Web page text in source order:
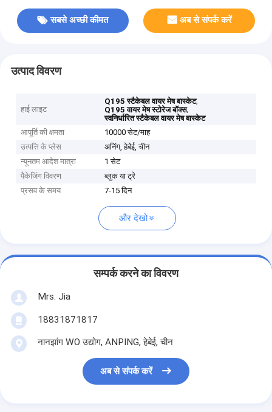
सबसे अच्छी कीमत अब से संपर्क करें
उत्पाद विवरण
हाई लाइट
Q195 स्टैकेबल वायर मेष बास्केट,
Q195 वायर मेष स्टोरेज बॉक्स,
स्वनिर्धारित स्टैकेबल वायर मेष बास्केट
आपूर्ति की क्षमता
10000 सेट/माह
उत्पत्ति के प्लेस
अनिंग, हेबेई, चीन
न्यूनतम आदेश मात्रा
1 सेट
पैकेजिंग विवरण
ब्लुक या ट्रे
प्रसव के समय
7-15 दिन
और देखो
सम्पर्क करने का विवरण
Mrs. Jia
18831871817
नानझांग WO उद्योग, ANPING, हेबेई, चीन
अब से संपर्क करें